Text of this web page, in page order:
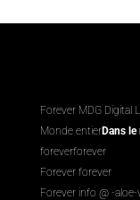
Forever MDG Digital
Monde entierDans le
foreverforever
Forever forever
Forever info @ -aloe-